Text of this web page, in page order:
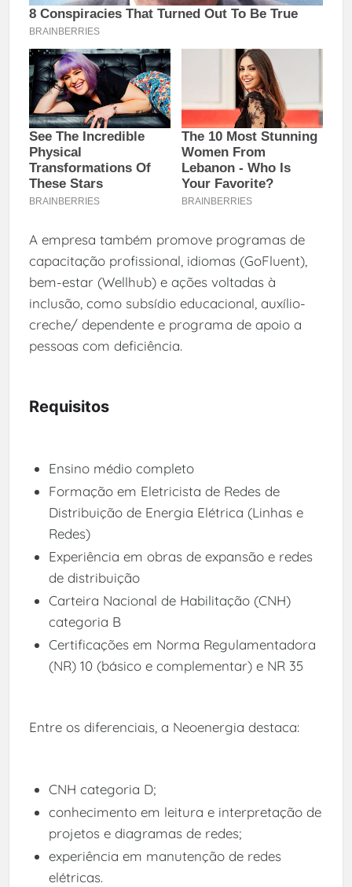
A empresa também promove programas de
capacitação profissional, idiomas (GoFluent),
bem-estar (Wellhub) e ações voltadas à
inclusão, como subsídio educacional, auxílio-
creche/ dependente e programa de apoio a
pessoas com deficiência.
Requisitos
Ensino médio completo
Formação em Eletricista de Redes de
Distribuição de Energia Elétrica (Linhas e
Redes)
Experiência em obras de expansão e redes
de distribuição
Carteira Nacional de Habilitação (CNH)
categoria B
Certificações em Norma Regulamentadora
(NR) 10 (básico e complementar) e NR 35
Entre os diferenciais, a Neoenergia destaca:
CNH categoria D;
conhecimento em leitura e interpretação de
projetos e diagramas de redes;
experiência em manutenção de redes
elétricas.